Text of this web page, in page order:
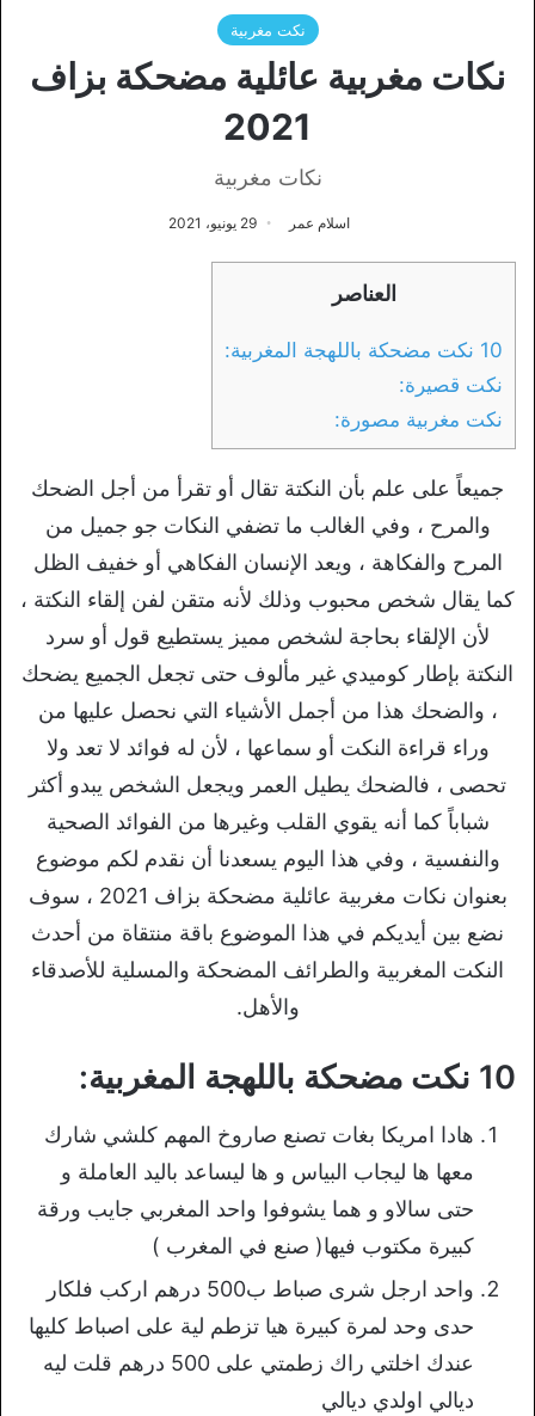
نكت مغربية
نكات مغربية عائلية مضحكة بزاف
2021
نكات مغربية
اسلام عمر 29 يونيو، 2021
العناصر
10 نكت مضحكة باللهجة المغربية:
نكت قصيرة:
نكت مغربية مصورة:
جميعاً على علم بأن النكتة تقال أو تقرأ من أجل الضحك
والمرح ، وفي الغالب ما تضفي النكات جو جميل من
المرح والفكاهة ، ويعد الإنسان الفكاهي أو خفيف الظل
كما يقال شخص محبوب وذلك لأنه متقن لفن إلقاء النكتة ،
لأن الإلقاء بحاجة لشخص مميز يستطيع قول أو سرد
النكتة بإطار كوميدي غير مألوف حتى تجعل الجميع يضحك
، والضحك هذا من أجمل الأشياء التي نحصل عليها من
وراء قراءة النكت أو سماعها ، لأن له فوائد لا تعد ولا
تحصى ، فالضحك يطيل العمر ويجعل الشخص يبدو أكثر
شباباً كما أنه يقوي القلب وغيرها من الفوائد الصحية
والنفسية ، وفي هذا اليوم يسعدنا أن نقدم لكم موضوع
بعنوان نكات مغربية عائلية مضحكة بزاف 2021 ، سوف
نضع بين أيديكم في هذا الموضوع باقة منتقاة من أحدث
النكت المغربية والطرائف المضحكة والمسلية للأصدقاء
والأهل.
10 نكت مضحكة باللهجة المغربية:
هادا امريكا بغات تصنع صاروخ المهم كلشي شارك
معها ها ليجاب البياس و ها ليساعد باليد العاملة و
حتى سالاو و هما يشوفوا واحد المغربي جايب ورقة
كبيرة مكتوب فيها( صنع في المغرب )
واحد ارجل شرى صباط ب500 درهم اركب فلكار
حدى وحد لمرة كبيرة هيا تزطم لية على اصباط كليها
عندك اخلتي راك زطمتي على 500 درهم قلت ليه
ديالي اولدي ديالي